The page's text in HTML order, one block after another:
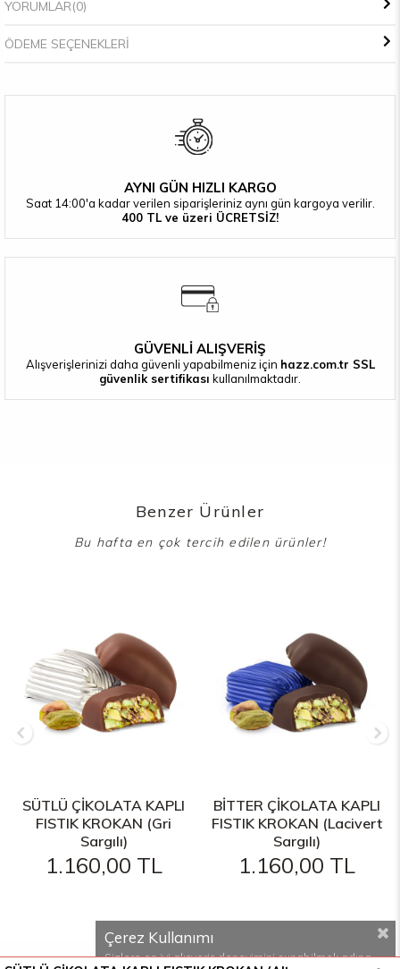
YORUMLAR(0)
ÖDEME SEÇENEKLERI
AYNI GÜN HIZLI KARGO
Saat 14:00'a kadar verilen siparişleriniz aynı gün kargoya verilir.
400 TL ve üzeri ÜCRETSİZ!
GÜVENLİ ALIŞVERİŞ
Alışverişlerinizi daha güvenli yapabilmeniz için hazz.com.tr SSL
güvenlik sertifikası kullanılmaktadır.
Benzer Ürünler
SÜTLÜ ÇİKOLATA KAPLI
FISTIK KROKAN (Gri
Sargılı)
1.160,00 TL
BİTTER ÇİKOLATA KAPLI
FISTIK KROKAN (Lacivert
Sargılı)
1.160,00 TL
Çerez Kullanımı
Sizlere en iyi alışveriş deneyimini sunabilmek adına